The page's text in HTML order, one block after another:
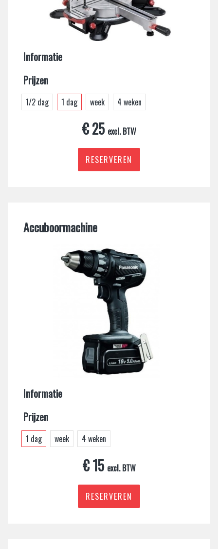
Informatie
Prijzen
1/2 dag 1 dag week 4 weken
€ 25 excl. BTW
RESERVEREN
Accuboormachine
Informatie
Prijzen
1 dag week 4 weken
€ 15 excl. BTW
RESERVEREN